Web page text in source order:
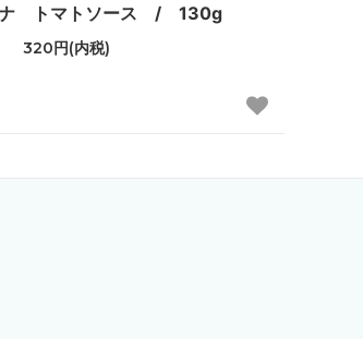
ナ トマトソース / 130g
320円(内税)